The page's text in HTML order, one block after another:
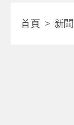
首頁 新聞